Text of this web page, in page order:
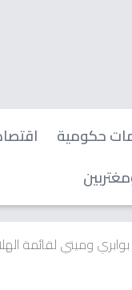
حكومية
وميتي لقائمة